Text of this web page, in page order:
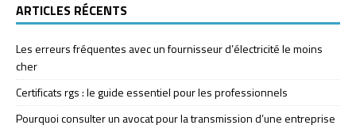
ARTICLES RÉCENTS
Les erreurs fréquentes avec un fournisseur d’électricité le moins
cher
Certificats rgs : le guide essentiel pour les professionnels
Pourquoi consulter un avocat pour la transmission d’une entreprise